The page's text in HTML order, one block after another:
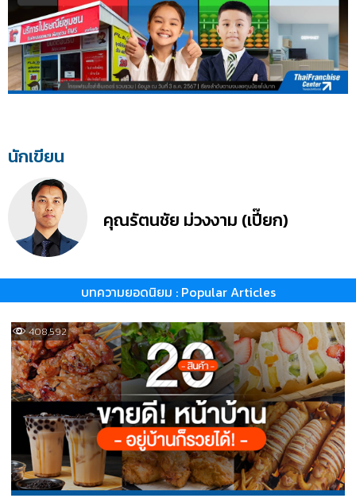
นักเขียน
คุณรัตนชัย ม่วงงาม (เปี๊ยก)
บทความยอดนิยม : Popular Articles
408,592